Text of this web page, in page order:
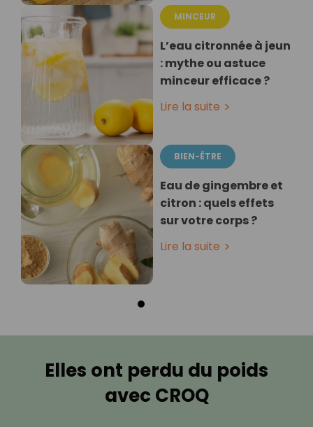
MINCEUR
L’eau citronnée à jeun
: mythe ou astuce
minceur efficace ?
Lire la suite
BIEN-ÊTRE
Eau de gingembre et
citron : quels effets
sur votre corps ?
Lire la suite
Elles ont perdu du poids
avec CROQ